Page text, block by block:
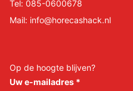
Tel: 085-0600678
Mail: info@horecashack.nl
Op de hoogte blijven?
Uw e-mailadres *